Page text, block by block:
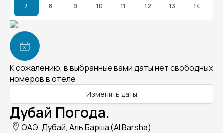
7 8 9 10 11 12 13 14
К сожалению, в выбранные вами даты нет свободных
номеров в отеле
Изменить даты
Дубай Погода.
ОАЭ, Дубай, Аль Барша (Al Barsha)